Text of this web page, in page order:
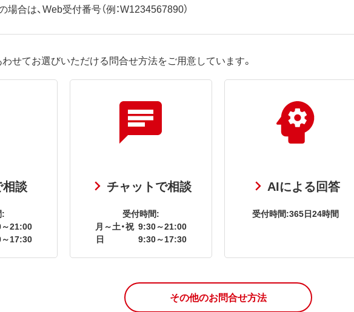
合は、Web受付番号（例：W1234567890）
せてお選びいただける問合せ方法をご用意しています。
談
:
21:00
17:30
チャットで相談
受付時間:
月～土・祝 9:30～21:00
日
9:30～17:30
AIによる回答
受付時間:365日24時間
その他のお問合せ方法